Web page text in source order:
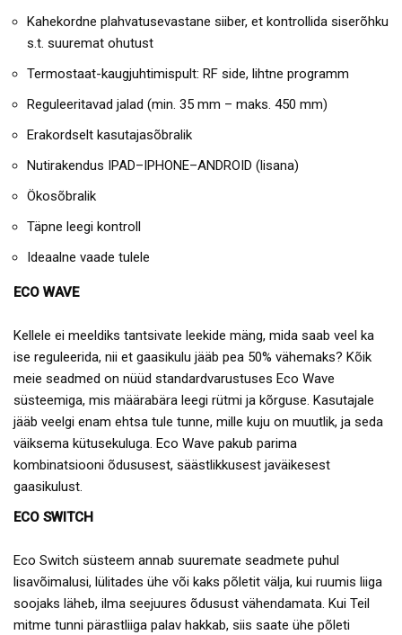
Kahekordne plahvatusevastane siiber, et kontrollida siserõhku
s.t. suuremat ohutust
Termostaat-kaugjuhtimispult: RF side, lihtne programm
Reguleeritavad jalad (min. 35 mm – maks. 450 mm)
Erakordselt kasutajasõbralik
Nutirakendus IPAD–IPHONE–ANDROID (lisana)
Ökosõbralik
Täpne leegi kontroll
Ideaalne vaade tulele
ECO WAVE
Kellele ei meeldiks tantsivate leekide mäng, mida saab veel ka
ise reguleerida, nii et gaasikulu jääb pea 50% vähemaks? Kõik
meie seadmed on nüüd standardvarustuses Eco Wave
süsteemiga, mis määrabära leegi rütmi ja kõrguse. Kasutajale
jääb veelgi enam ehtsa tule tunne, mille kuju on muutlik, ja seda
väiksema kütusekuluga. Eco Wave pakub parima
kombinatsiooni õdususest, säästlikkusest javäikesest
gaasikulust.
ECO SWITCH
Eco Switch süsteem annab suuremate seadmete puhul
lisavõimalusi, lülitades ühe või kaks põletit välja, kui ruumis liiga
soojaks läheb, ilma seejuures õdusust vähendamata. Kui Teil
mitme tunni pärastliiga palav hakkab, siis saate ühe põleti